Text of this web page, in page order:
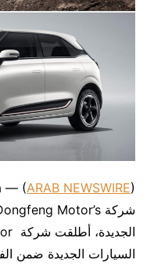
— (ARAB NEWSWIRE
السيارات الجديدة ضمن